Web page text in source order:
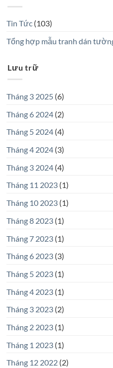
Tin Tức(103)
Tổng hợp mẫu tranh dán
Lưu trữ
Tháng 3 2025(6)
Tháng 6 2024(2)
Tháng 5 2024(4)
Tháng 4 2024(3)
Tháng 3 2024(4)
Tháng 11 2023(1)
Tháng 10 2023(1)
Tháng 8 2023(1)
Tháng 7 2023(1)
Tháng 6 2023(3)
Tháng 5 2023(1)
Tháng 4 2023(1)
Tháng 3 2023(2)
Tháng 2 2023(1)
Tháng 1 2023(1)
Tháng 12 2022(2)